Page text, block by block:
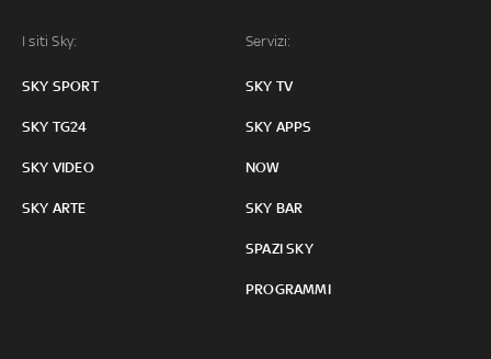
I siti Sky:
SKY SPORT
SKY TG24
SKY VIDEO
SKY ARTE
Servizi:
SKY TV
SKY APPS
NOW
SKY BAR
SPAZI SKY
PROGRAMMI